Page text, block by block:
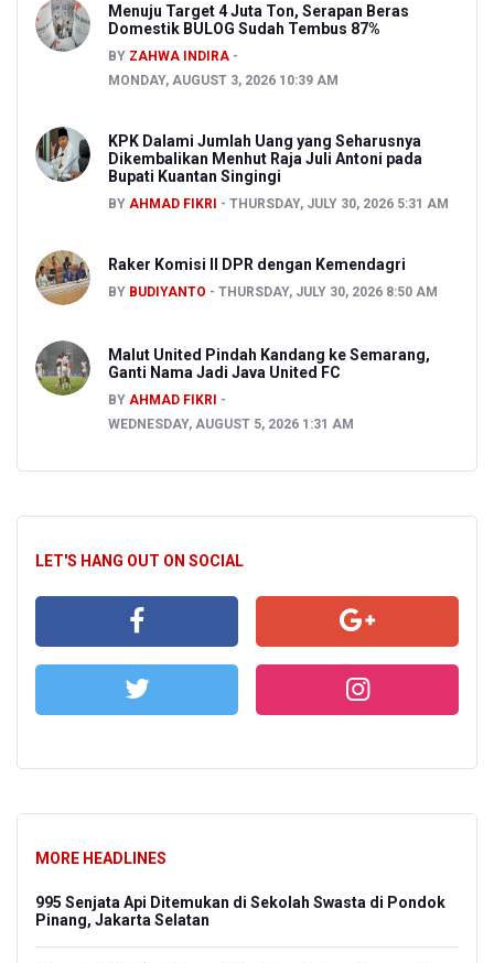
Menuju Target 4 Juta Ton, Serapan Beras
Domestik BULOG Sudah Tembus 87%
BY ZAHWA INDIRA
MONDAY, AUGUST 3, 2026 10:39 AM
KPK Dalami Jumlah Uang yang Seharusnya
Dikembalikan Menhut Raja Juli Antoni pada
Bupati Kuantan Singingi
BY AHMAD FIKRI THURSDAY, JULY 30, 2026 5:31 AM
Raker Komisi II DPR dengan Kemendagri
BY BUDIYANTO THURSDAY, JULY 30, 2026 8:50 AM
Malut United Pindah Kandang ke Semarang,
Ganti Nama Jadi Java United FC
BY AHMAD FIKRI
WEDNESDAY, AUGUST 5, 2026 1:31 AM
LET'S HANG OUT ON SOCIAL
MORE HEADLINES
995 Senjata Api Ditemukan di Sekolah Swasta di Pondok
Pinang, Jakarta Selatan